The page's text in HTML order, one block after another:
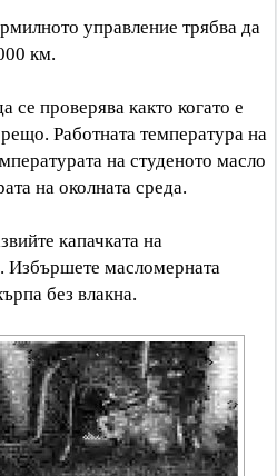
управление трябва да
км.
проверява както когато е
Работната температура на
на студеното масло
на околната среда.
капачката на
Избършете масломерната
без влакна.